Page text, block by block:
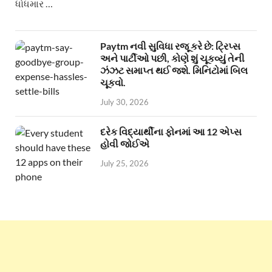
ધોધમાર …
Paytm નવી સુવિધા રજૂ કરે છે: ટ્રિપ્સ
અને પાર્ટીઓ પછી, કોણે શું ચૂકવ્યું તેની
ઝંઝટ સમાપ્ત થઈ જશે. મિનિટોમાં બિલ
ચૂકવો.
July 30, 2026
દરેક વિદ્યાર્થીના ફોનમાં આ 12 એપ્સ
હોવી જોઈએ
July 25, 2026